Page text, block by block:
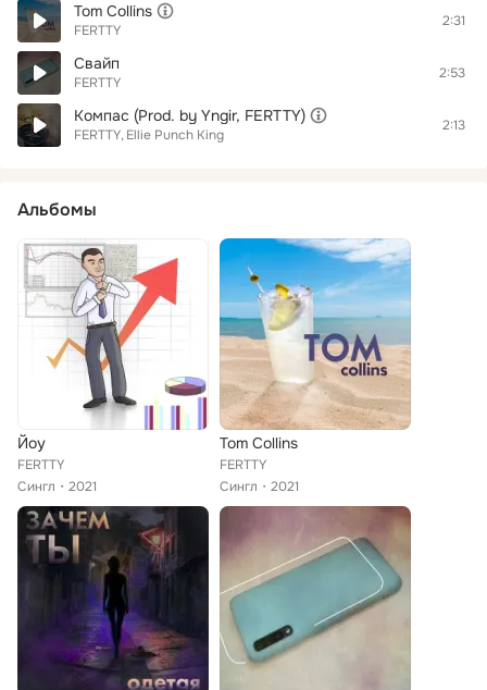
Tom Collins
FERTTY
2:31
Свайп
FERTTY
2:53
Компас (Prod. by Yngir, FERTTY)
FERTTY Ellie Punch King
2:13
Альбомы
Йоу
FERTTY
Сингл
2021
Tom Collins
FERTTY
Сингл
2021